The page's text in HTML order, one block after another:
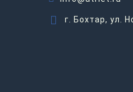
г. Бохтар, ул.